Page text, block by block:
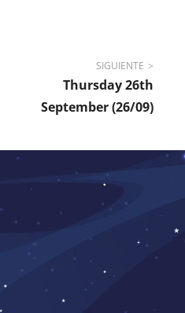
SIGUIENTE
Thursday 26th
September (26/09)